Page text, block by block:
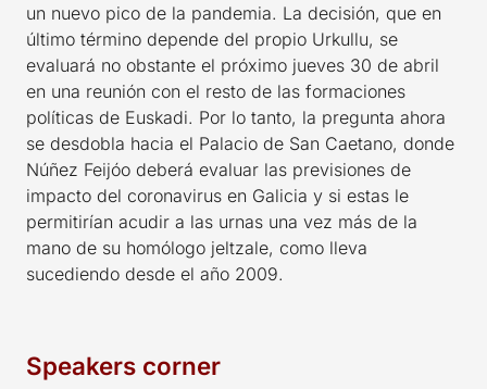
un nuevo pico de la pandemia. La decisión, que en
último término depende del propio Urkullu, se
evaluará no obstante el próximo jueves 30 de abril
en una reunión con el resto de las formaciones
políticas de Euskadi. Por lo tanto, la pregunta ahora
se desdobla hacia el Palacio de San Caetano, donde
Núñez Feijóo deberá evaluar las previsiones de
impacto del coronavirus en Galicia y si estas le
permitirían acudir a las urnas una vez más de la
mano de su homólogo jeltzale, como lleva
sucediendo desde el año 2009.
Speakers corner